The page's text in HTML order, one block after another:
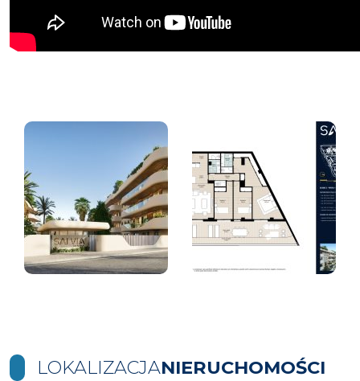
LOKALIZACJANIERUCHOMOŚCI